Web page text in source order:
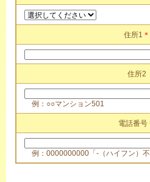
住所1 ＊
住所2
例：○○マンション501
電話番号
例：0000000000「-（ハイフン）不